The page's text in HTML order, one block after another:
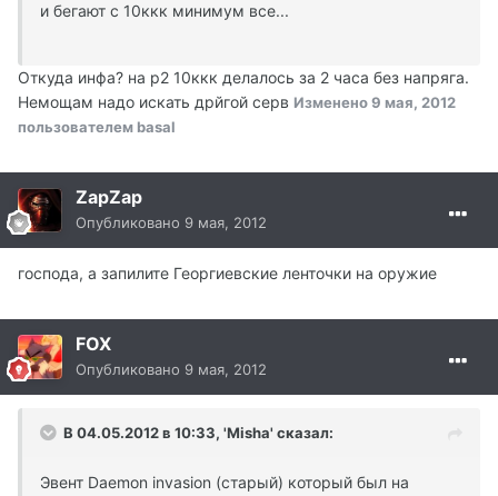
и бегают с 10ккк минимум все...
Откуда инфа? на р2 10ккк делалось за 2 часа без напряга.
Немощам надо искать дрйгой серв Изменено9 мая, 2012
пользователем basal
ZapZap
Опубликовано 9 мая, 2012
господа, а запилите Георгиевские ленточки на оружие
FOX
Опубликовано 9 мая, 2012
В 04.05.2012 в 10:33, 'Misha' сказал:
Эвент Daemon invasion (старый) который был на